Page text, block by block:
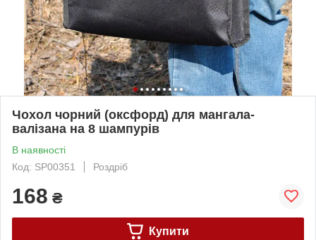
Чохол чорний (оксфорд) для мангала-
валізана на 8 шампурів
В наявності
Код: SP00351
Роздріб
168 ₴
Купити